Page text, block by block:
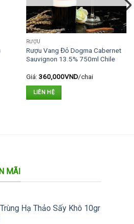
RƯỢU
Rượu Vang Đỏ Dogma Cabernet
Sauvignon 13.5% 750ml Chile
Giá: 360,000VND/chai
LIÊN HỆ
MÃI
Hạ Thảo Sấy Khô 10gr